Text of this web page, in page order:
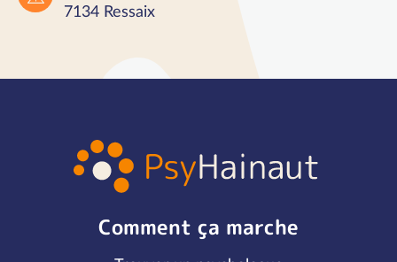
7134 Ressaix
Comment ça marche